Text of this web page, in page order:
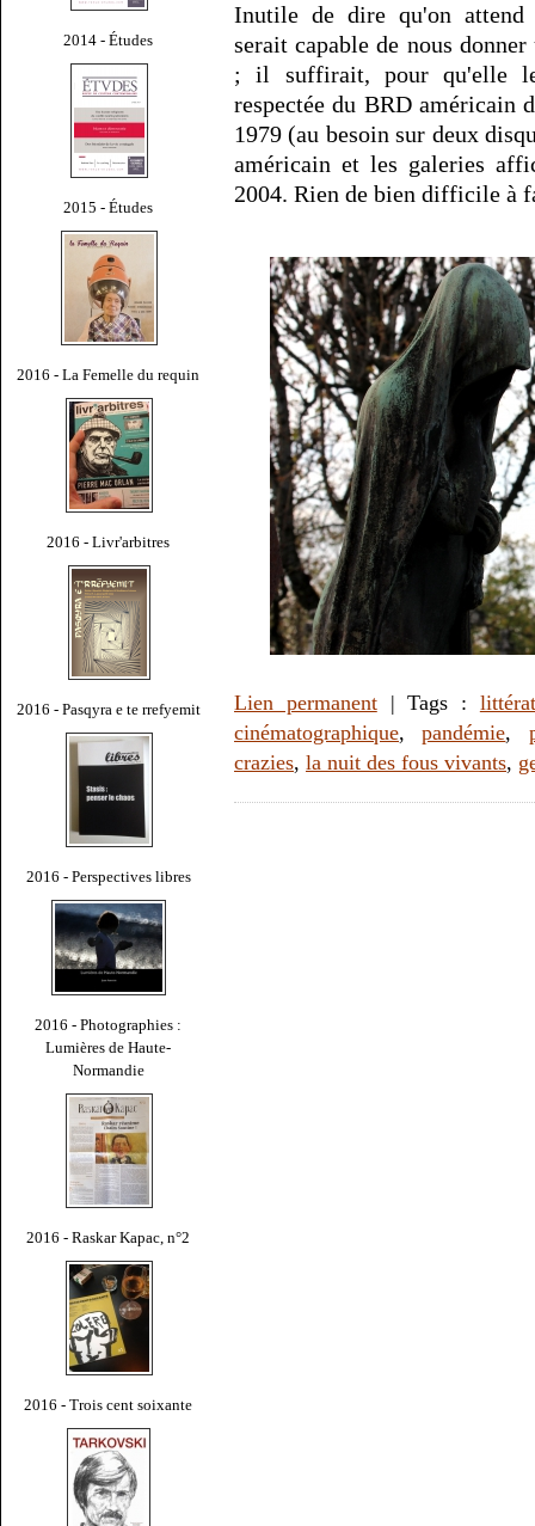
2014 - Études
2015 - Études
2016 - La Femelle du requin
2016 - Livr'arbitres
2016 - Pasqyra e te rrefyemit
2016 - Perspectives libres
2016 - Photographies :
Lumières de Haute-
Normandie
2016 - Raskar Kapac, n°2
2016 - Trois cent soixante
Inutile de dire qu'on attend
serait capable de nous
; il suffirait, pour qu'elle
respectée du BRD américain
1979 (au besoin sur deux
américain et les galeries
2004. Rien de bien difficile à
Lien permanent| Tags :
cinématographique,pandémie,
crazies, la nuit des fous vivants,